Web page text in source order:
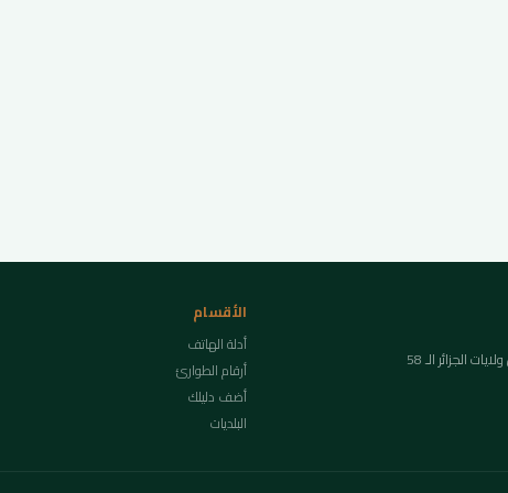
الجزائر الـ 58
الأقسام
أدلة الهاتف
أرقام الطوارئ
أضف دليلك
البلديات